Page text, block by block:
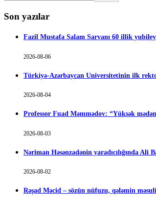
Son yazılar
Fazil Mustafa Salam Sarvanı 60 illik
2026-08-06
Türkiyə-Azərbaycan Universitetinin ilk
2026-08-04
Professor Fuad Məmmədov: “Yüksək
2026-08-03
Nəriman Həsənzadənin yaradıcılığında
2026-08-02
Rəşad Məcid – sözün nüfuzu, qələmin